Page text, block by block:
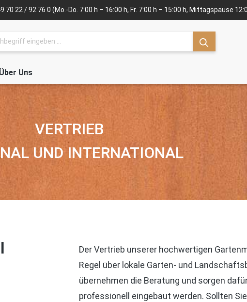
70 22 / 92 76 0 (Mo.-Do. 7:00 h – 16:00 h, Fr. 7:00 h – 15:00 h, Mittagspause
Über Uns
VERTRIEB
UND INTERNATIONAL
Der Vertrieb unserer hochwertigen
Regel über lokale Garten- und
übernehmen die Beratung und sorgen
professionell eingebaut werden. Sollten